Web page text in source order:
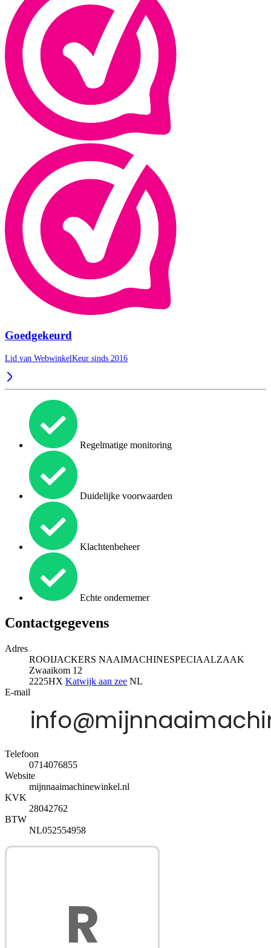
Goedgekeurd
Lid van WebwinkelKeur sinds 2016
Regelmatige monitoring
Duidelijke voorwaarden
Klachtenbeheer
Echte ondernemer
Contactgegevens
Adres
ROOIJACKERS NAAIMACHINESPECIAALZAAK
Zwaaikom 12
2225HX Katwijk aan zee NL
E-mail
Telefoon
0714076855
Website
mijnnaaimachinewinkel.nl
KVK
28042762
BTW
NL052554958